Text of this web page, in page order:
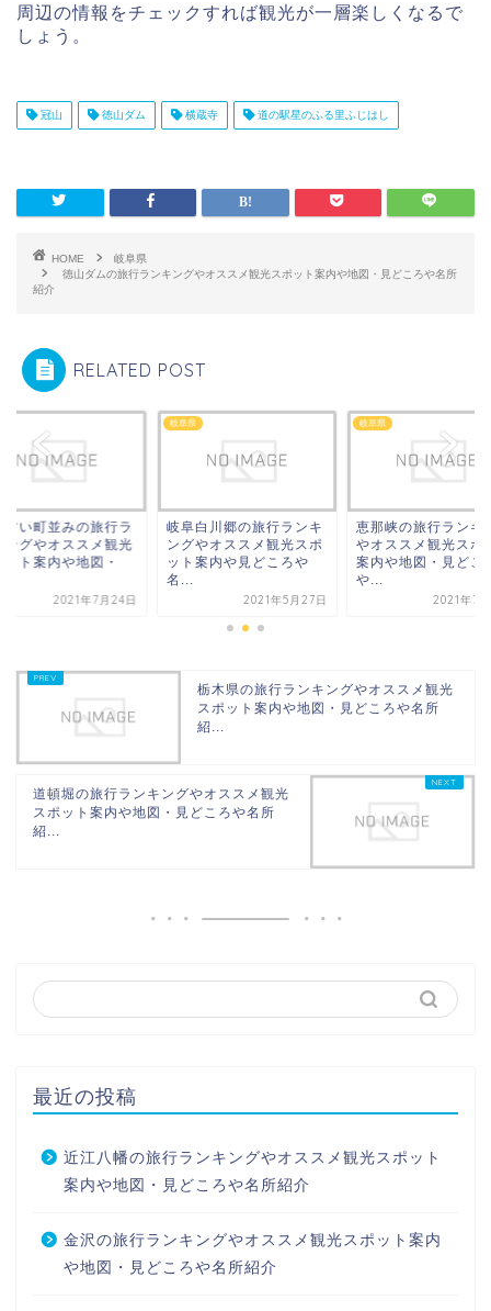
周辺の情報をチェックすれば観光が一層楽しくなるで
しょう。
冠山 徳山ダム 横蔵寺 道の駅星のふる里ふじはし
HOME
岐阜県
徳山ダムの旅行ランキングやオススメ観光スポット案内や地図・見どころや名所
紹介
RELATED POST
古い町並みの旅行ラ
ングやオススメ観光
ット案内や地図・
2021年7月24日
岐阜県
岐阜白川郷の旅行ランキ
ングやオススメ観光スポ
ット案内や見どころや
名...
2021年5月27日
岐阜県
恵那峡の旅行ランキ
やオススメ観光スポ
案内や地図・見どこ
や...
2021年7
栃木県の旅行ランキングやオススメ観光
スポット案内や地図・見どころや名所
紹...
道頓堀の旅行ランキングやオススメ観光
スポット案内や地図・見どころや名所
紹...
最近の投稿
近江八幡の旅行ランキングやオススメ観光スポット
案内や地図・見どころや名所紹介
金沢の旅行ランキングやオススメ観光スポット案内
や地図・見どころや名所紹介